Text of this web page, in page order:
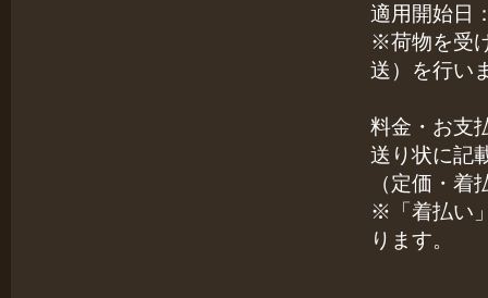
適用開始日
※荷物を受
送）を行い
料金・お支
送り状に記
（定価・着
※「着払い
ります。